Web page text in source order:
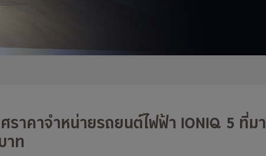
ราคาจำหน่ายรถยนต์ไฟฟ้า IONIQ 5 ที่มา
าท